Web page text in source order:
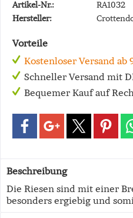
Artikel-Nr.:
RA1032
Hersteller:
Vorteile
Kostenloser Versand ab
Schneller Versand mit
Bequemer Kauf auf
Beschreibung
Die Riesen sind mit einer
besonders ergiebig und